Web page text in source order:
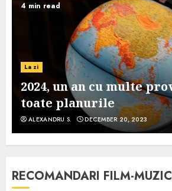
4 min read
La zi
2024, un an cu multe
toate planurile
ALEXANDRU S. DECEMBER 20, 2023
RECOMANDARI FILM-